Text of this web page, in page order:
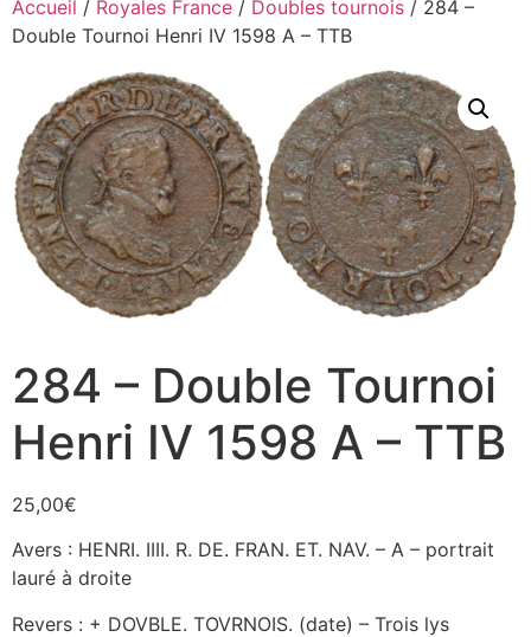
Accueil / Royales France / Doubles tournois / 284 –
Double Tournoi Henri IV 1598 A – TTB
284 – Double Tournoi
Henri IV 1598 A – TTB
25,00€
Avers : HENRI. IIII. R. DE. FRAN. ET. NAV. – A – portrait
lauré à droite
Revers : + DOVBLE. TOVRNOIS. (date) – Trois lys